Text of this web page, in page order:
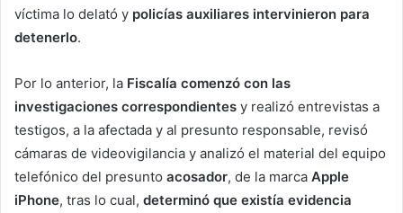
víctima lo delató y policías auxiliares intervinieron para
detenerlo.
Por lo anterior, la Fiscalía comenzó con las
investigaciones correspondientes y realizó entrevistas a
testigos, a la afectada y al presunto responsable, revisó
cámaras de videovigilancia y analizó el material del equipo
telefónico del presunto acosador, de la marca Apple
iPhone, tras lo cual, determinó que existía evidencia